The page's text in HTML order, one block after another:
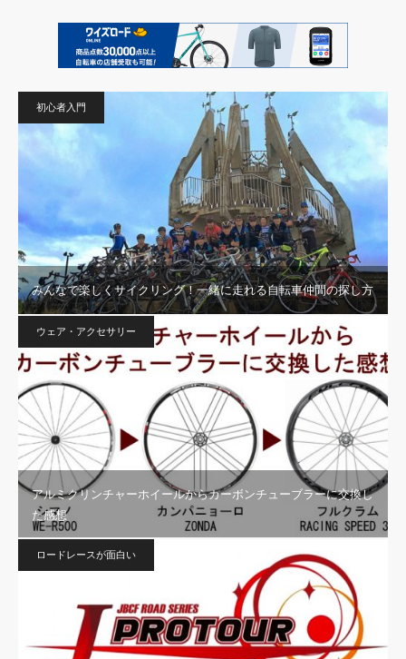
初心者入門
みんなで楽しくサイクリング！一緒に走れる自転車仲間の探し方
ウェア・アクセサリー
アルミクリンチャーホイールからカーボンチューブラーに交換し
た感想
ロードレースが面白い